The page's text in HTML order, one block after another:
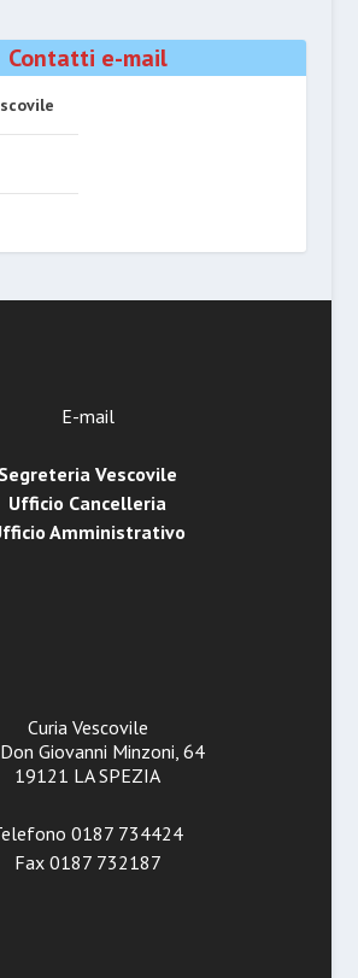
Contatti e-mail
E-mail
Segreteria Vescovile
Ufficio Cancelleria
Amministrativo
Curia Vescovile
Giovanni Minzoni, 64
19121 LA SPEZIA
0187 734424
Fax 0187 732187